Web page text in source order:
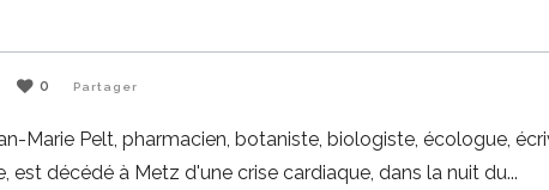
0 Partager
Marie Pelt, pharmacien, botaniste, biologiste, écologue,
est décédé à Metz d'une crise cardiaque, dans la nuit du